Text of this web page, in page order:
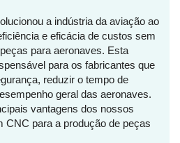
a indústria da aviação ao
e eficácia de custos sem
para aeronaves. Esta
para os fabricantes que
reduzir o tempo de
geral das aeronaves.
vantagens dos nossos
CNC para a produção de peças